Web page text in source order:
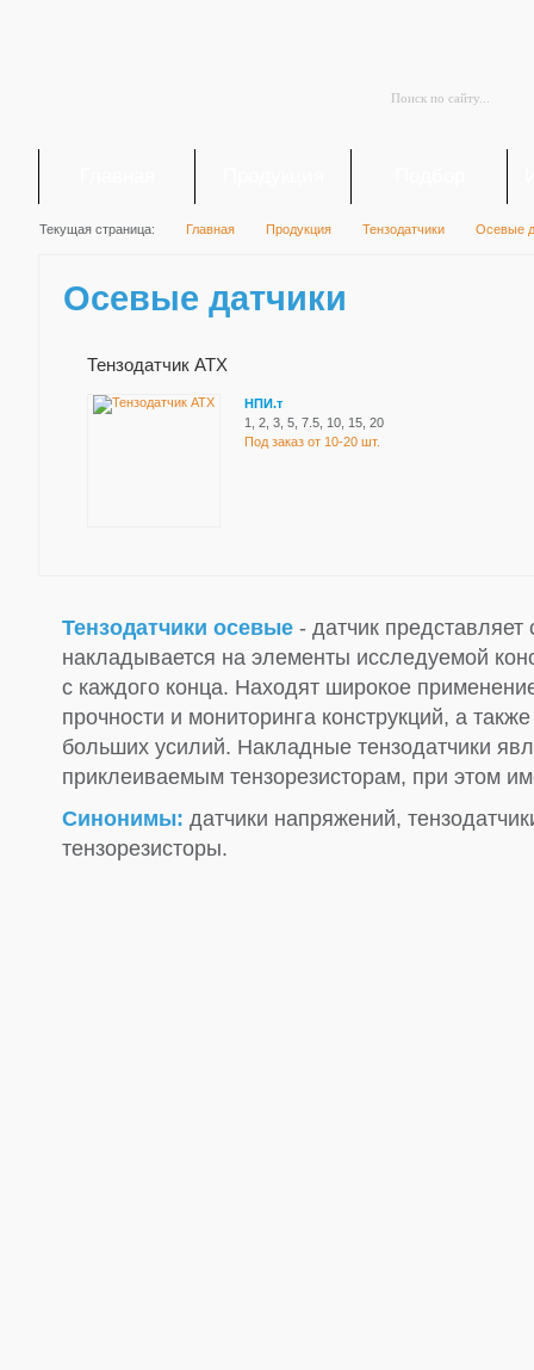
Текущая страница: Главная Продукция Тензодатчики Осевые
Осевые датчики
Тензодатчик ATX
НПИ.т
1, 2, 3, 5, 7.5, 10, 15, 20
Под заказ от 10-20 шт.
Тензодатчики осевые - датчик представляет
накладывается на элементы исследуемой
с каждого конца. Находят широкое
прочности и мониторинга конструкций, а
больших усилий. Накладные тензодатчики
приклеиваемым тензорезисторам, при этом
Синонимы: датчики напряжений,
тензорезисторы.